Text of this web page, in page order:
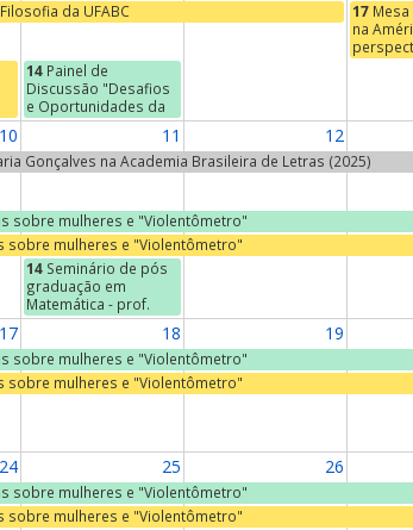
da UFABC 17
na
14 Painel de
Discussão "Desafios
e Oportunidades da
Destinação Adequada
de Resíduos Sólidos"
10 11 12
Gonçalves na Academia Brasileira de Letras (2025)
sobre mulheres e "Violentômetro"
sobre mulheres e "Violentômetro"
14 Seminário de pós
graduação em
Matemática - prof.
José Francisco Gomes
Paulo) - "The ABC of
Integrable
Hierarchies"
17 18 19
sobre mulheres e "Violentômetro"
sobre mulheres e "Violentômetro"
24 25 26
sobre mulheres e "Violentômetro"
sobre mulheres e "Violentômetro"